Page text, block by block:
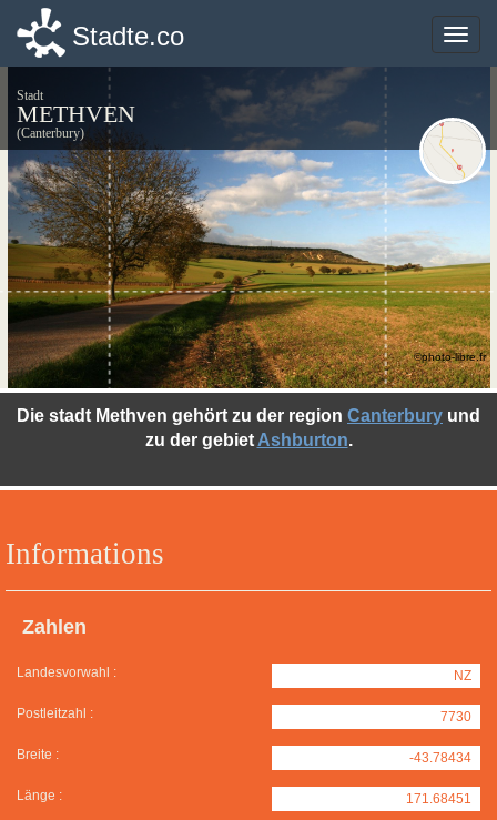
Toggle
Stadte.co
Stadt
METHVEN
(Canterbury)
Informations
Zahlen
Landesvorwahl : NZ
Postleitzahl : 7730
Breite : -43.78434
Länge : 171.68451
Die stadt Methven gehört zu der region Canterbury und
zu der gebiet Ashburton.
©photo-libre.fr
Toggle
Stadte.co